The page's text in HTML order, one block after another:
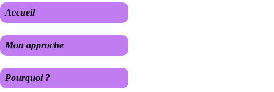
Accueil
Mon approche
Pourquoi ?